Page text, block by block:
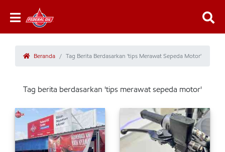
Beranda Tag Berita Berdasarkan 'tips Merawat Sepeda Motor'
Tag berita berdasarkan 'tips merawat sepeda motor'